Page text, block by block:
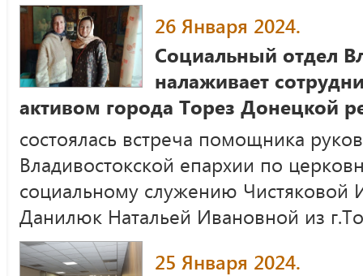
26 Января 2024.
Социальный отдел
налаживает
активом города Торез Донецкой
состоялась встреча помощника
Владивостокской епархии по
социальному служению
Данилюк Натальей Ивановной из
25 Января 2024.